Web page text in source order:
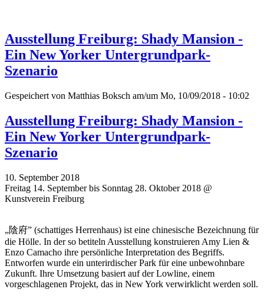
Ausstellung Freiburg: Shady Mansion -
Ein New Yorker Untergrundpark-
Szenario
Gespeichert von Matthias Boksch am/um Mo, 10/09/2018 - 10:02
Ausstellung Freiburg: Shady Mansion -
Ein New Yorker Untergrundpark-
Szenario
10. September 2018
Freitag 14. September bis Sonntag 28. Oktober 2018 @
Kunstverein Freiburg
„陰府” (schattiges Herrenhaus) ist eine chinesische Bezeichnung für
die Hölle. In der so betiteln Ausstellung konstruieren Amy Lien &
Enzo Camacho ihre persönliche Interpretation des Begriffs.
Entworfen wurde ein unterirdischer Park für eine unbewohnbare
Zukunft. Ihre Umsetzung basiert auf der Lowline, einem
vorgeschlagenen Projekt, das in New York verwirklicht werden soll.